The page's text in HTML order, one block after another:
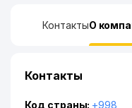
КонтактыО
Контакты
Код страны: +998